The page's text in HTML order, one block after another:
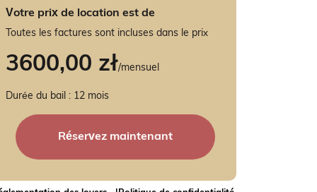
Votre prix de location est de
Toutes les factures sont incluses dans le prix
3600,00 zł/mensuel
Durée du bail : 12 mois
quantité
de
Studio
pour
Réservez maintenant